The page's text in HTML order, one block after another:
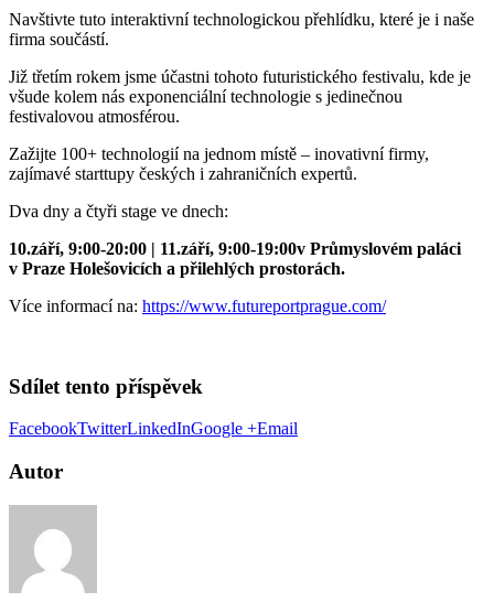
Navštivte tuto interaktivní technologickou přehlídku, které je i naše
firma součástí.
Již třetím rokem jsme účastni tohoto futuristického festivalu, kde je
všude kolem nás exponenciální technologie s jedinečnou
festivalovou atmosférou.
Zažijte 100+ technologií na jednom místě – inovativní firmy,
zajímavé starttupy českých i zahraničních expertů.
Dva dny a čtyři stage ve dnech:
10.září, 9:00-20:00 | 11.září, 9:00-19:00v Průmyslovém paláci
v Praze Holešovicích a přilehlých prostorách.
Více informací na: https://www.futureportprague.com/
Sdílet tento příspěvek
FacebookTwitterLinkedInGoogle +Email
Autor